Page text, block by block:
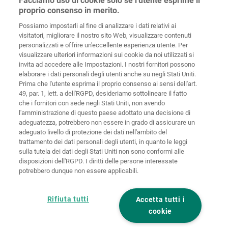
56746 Kempenich
Germany
Home Contatti Colofone Tutela dei dati
CGC
Politiche sui
cookies Login
Dichiarazione
di accessibilità
Impostazioni sui cookie
proprio consenso in merito.
Possiamo impostarli al fine di analizzare i dati relativi ai
visitatori, migliorare il nostro sito Web, visualizzare contenuti
personalizzati e offrire un'eccellente esperienza utente. Per
visualizzare ulteriori informazioni sui cookie da noi utilizzati si
invita ad accedere alle Impostazioni. I nostri fornitori possono
elaborare i dati personali degli utenti anche su negli Stati Uniti.
Prima che l'utente esprima il proprio consenso ai sensi dell'art.
49, par. 1, lett. a dell'RGPD, desideriamo sottolineare il fatto
che i fornitori con sede negli Stati Uniti, non avendo
l'amministrazione di questo paese adottato una decisione di
adeguatezza, potrebbero non essere in grado di assicurare un
adeguato livello di protezione dei dati nell'ambito del
trattamento dei dati personali degli utenti, in quanto le leggi
sulla tutela dei dati degli Stati Uniti non sono conformi alle
disposizioni dell'RGPD. I diritti delle persone interessate
potrebbero dunque non essere applicabili.
Accetta tutti i
cookie
Rifiuta tutti